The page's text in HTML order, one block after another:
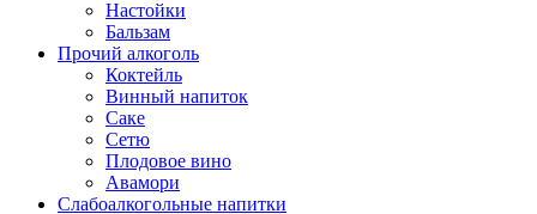
Настойки
Бальзам
Прочий алкоголь
Коктейль
Винный напиток
Саке
Сетю
Плодовое вино
Авамори
Слабоалкогольные напитки